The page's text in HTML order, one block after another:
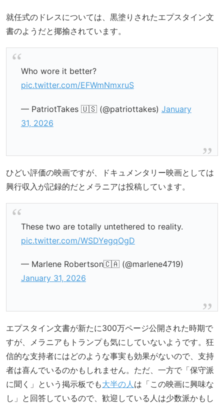
就任式のドレスについては、黒塗りされたエプスタイン文
書のようだと揶揄されています。
Who wore it better?
pic.twitter.com/EFWmNmxruS
— PatriotTakes 🇺🇸 (@patriottakes) January
31, 2026
ひどい評価の映画ですが、ドキュメンタリー映画としては
興行収入が記録的だとメラニアは投稿しています。
These two are totally untethered to reality.
pic.twitter.com/WSDYegqOgD
— Marlene Robertson🇨🇦 (@marlene4719)
January 31, 2026
エプスタイン文書が新たに300万ページ公開された時期で
すが、メラニアもトランプも気にしていないようです。狂
信的な支持者にはどのような事実も効果がないので、支持
者は喜んでいるのかもしれません。ただ、一方で「保守派
に聞く」という掲示板でも大半の人 は「この映画に興味な
し」と回答しているので、歓迎している人は少数派かもし